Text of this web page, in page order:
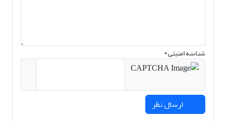
شناسه امنیتی *